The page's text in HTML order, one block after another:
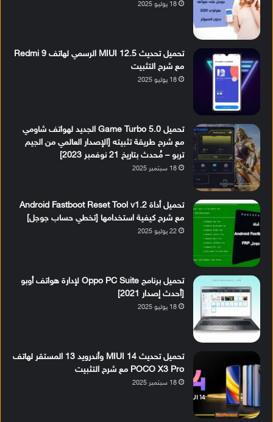
18 يوليو 2025
تحميل تحديث MIUI 12.5 الرسمي لهاتف Redmi 9
مع شرح التثبيت
18 يوليو 2025
تحميل Game Turbo 5.0 الجديد لهواتف شاومي
مع شرح طريقة تثبيته [الإصدار العالمي من الجيم
تربو – مُحدث بتاريخ 21 نوفمبر 2023]
18 سبتمبر 2025
تحميل أداة Android Fastboot Reset Tool v1.2
مع شرح كيفية استخدامها [تخطي حساب جوجل]
22 يوليو 2025
تحميل برنامج Oppo PC Suite لإدارة هواتف أوبو
[أحدث إصدار 2021]
18 يوليو 2025
تحميل تحديث MIUI 14 وأندرويد 13 المستقر لهاتف
POCO X3 Pro مع شرح التثبيت
18 سبتمبر 2025